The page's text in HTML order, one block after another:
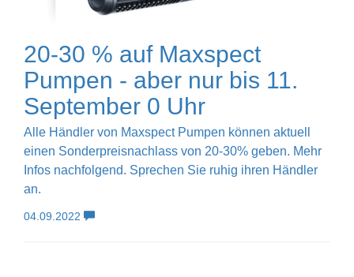
20-30 % auf Maxspect
Pumpen - aber nur bis 11.
September 0 Uhr
Alle Händler von Maxspect Pumpen können aktuell
einen Sonderpreisnachlass von 20-30% geben. Mehr
Infos nachfolgend. Sprechen Sie ruhig ihren Händler
an.
04.09.2022